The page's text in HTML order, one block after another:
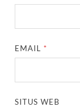
EMAIL *
SITUS WEB